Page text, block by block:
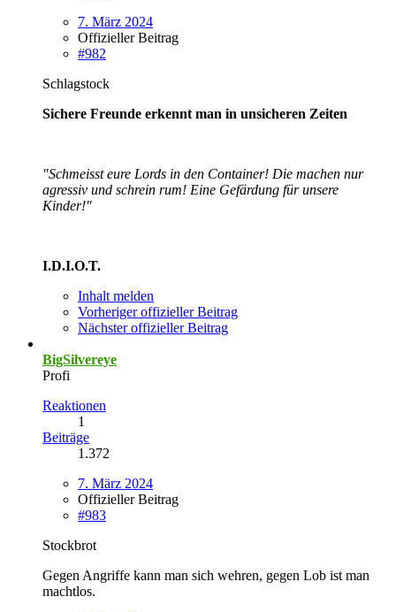
7. März 2024
Offizieller Beitrag
#982
Schlagstock
Sichere Freunde erkennt man in unsicheren Zeiten
"Schmeisst eure Lords in den Container! Die machen nur
agressiv und schrein rum! Eine Gefärdung für unsere
Kinder!"
I.D.I.O.T.
Inhalt melden
Vorheriger offizieller Beitrag
Nächster offizieller Beitrag
BigSilvereye
Profi
Reaktionen
1
Beiträge
1.372
7. März 2024
Offizieller Beitrag
#983
Stockbrot
Gegen Angriffe kann man sich wehren, gegen Lob ist man
machtlos.